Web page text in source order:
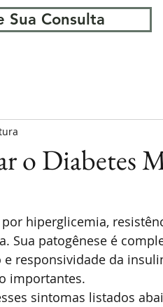
Sua Consulta
o Diabetes
hiperglicemia,
Sua patogênese é
responsividade da
importantes.
sintomas listados